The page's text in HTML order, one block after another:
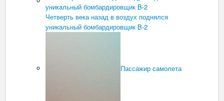
Четверть века назад в воздух поднялся
уникальный бомбардировщик B-2
Пассажир самолета